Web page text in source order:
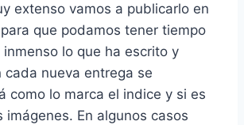
extenso vamos a publicarlo en
que podamos tener tiempo
inmenso lo que ha escrito y
cada nueva entrega se
como lo marca el indice y si es
imágenes. En algunos casos